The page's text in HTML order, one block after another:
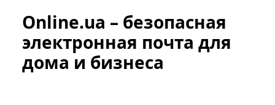
Online.ua – безопасная
электронная почта для
дома и бизнеса